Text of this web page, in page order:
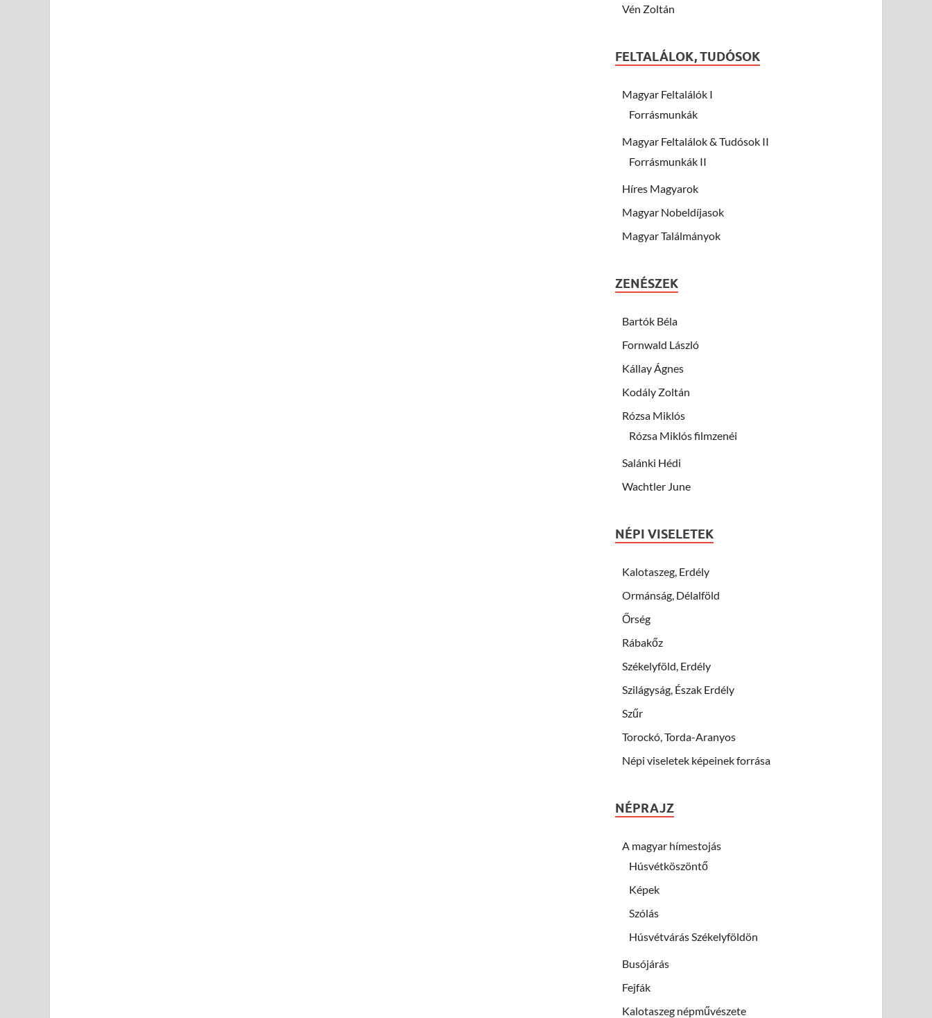
Vén Zoltán
FELTALÁLOK, TUDÓSOK
Magyar Feltalálók I
Forrásmunkák
Magyar Feltalálok & Tudósok II
Forrásmunkák II
Híres Magyarok
Magyar Nobeldíjasok
Magyar Találmányok
ZENÉSZEK
Bartók Béla
Fornwald László
Kállay Ágnes
Kodály Zoltán
Rózsa Miklós
Rózsa Miklós filmzenéi
Salánki Hédi
Wachtler June
NÉPI VISELETEK
Kalotaszeg, Erdély
Ormánság, Délalföld
Őrség
Rábakőz
Székelyföld, Erdély
Szilágyság, Észak Erdély
Szűr
Torockó, Torda-Aranyos
Népi viseletek képeinek forrása
NÉPRAJZ
A magyar hímestojás
Húsvétköszöntő
Képek
Szólás
Húsvétvárás Székelyföldön
Busójárás
Fejfák
Kalotaszeg népművészete